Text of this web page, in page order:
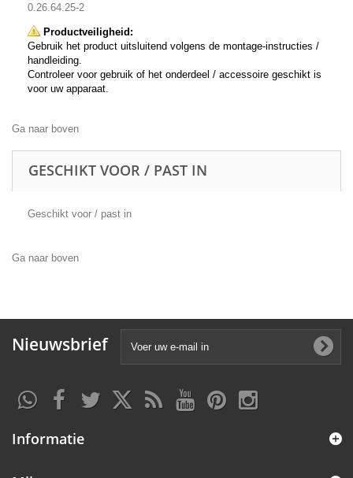
0.26.64.25-2
Productveiligheid:
Gebruik het product uitsluitend volgens de montage-instructies /
handleiding.
Controleer voor gebruik of het onderdeel / accessoire geschikt is
voor uw apparaat.
Ga naar boven
GESCHIKT VOOR / PAST IN
Geschikt voor / past in
Ga naar boven
Nieuwsbrief
Informatie